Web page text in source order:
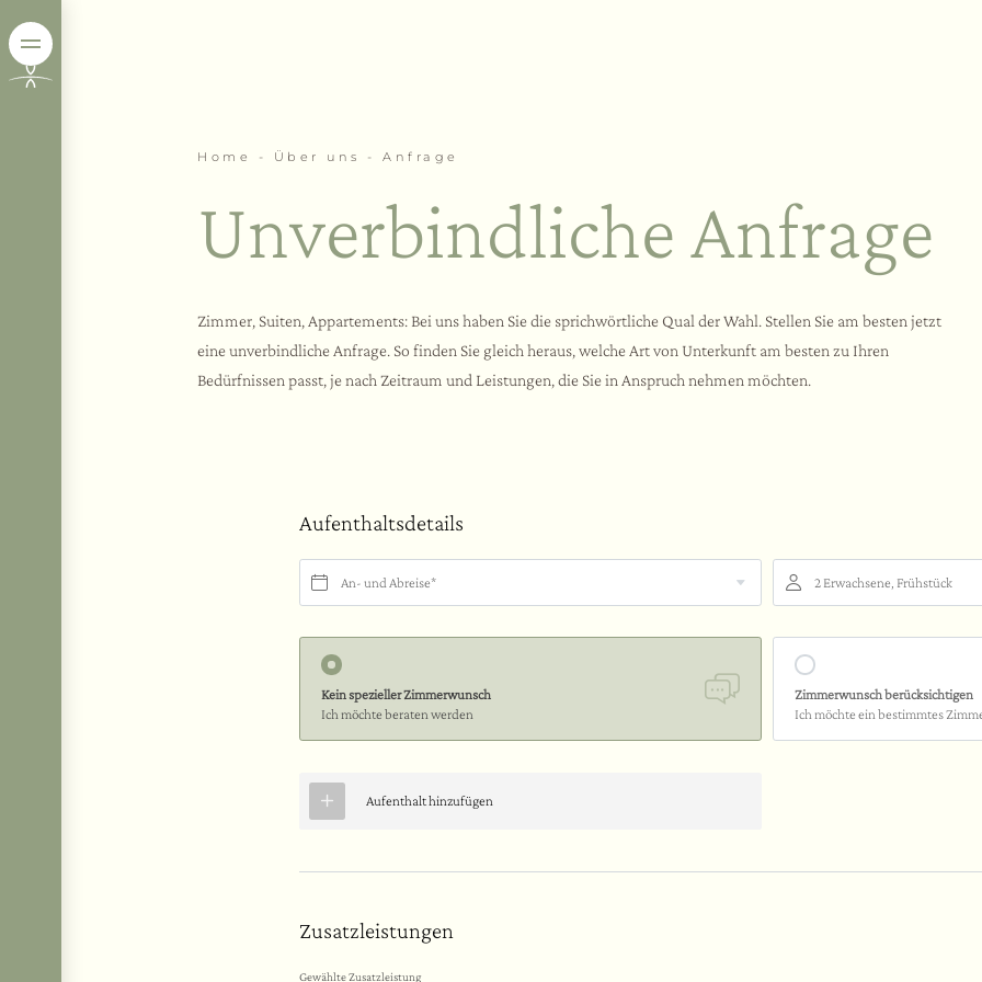
Home - Über uns - Anfrage
Unverbindliche Anfrage
Zimmer, Suiten, Appartements: Bei uns haben Sie die sprichwörtliche Qual der Wahl. Stellen Sie am besten jetzt
eine unverbindliche Anfrage. So finden Sie gleich heraus, welche Art von Unterkunft am besten zu Ihren
Bedürfnissen passt, je nach Zeitraum und Leistungen, die Sie in Anspruch nehmen möchten.
Aufenthaltsdetails
An- und Abreise* 2 Erwachsene, Frühstück
Kein spezieller Zimmerwunsch
Ich möchte beraten werden
Zimmerwunsch berücksichtigen
Ich möchte ein bestimmtes
Aufenthalt hinzufügen
Zusatzleistungen
Gewählte Zusatzleistung